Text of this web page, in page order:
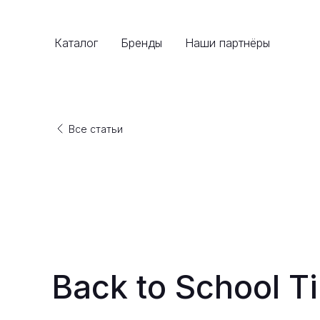
Каталог Бренды Наши партнёры
Все статьи
Back to School